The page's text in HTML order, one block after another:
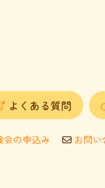
よくある質問
会の申込み お問